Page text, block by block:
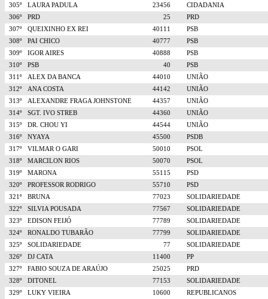
305º
LAURA PADULA 23456
CIDADANIA
306º
PRD 25
PRD
307º
QUEIXINHO EX REI 40111
PSB
308º
PAI CHICO 40777
PSB
309º
IGOR AIRES 40888
PSB
310º
PSB 40
PSB
311º
ALEX DA BANCA 44010
UNIÃO
312º
ANA COSTA 44142
UNIÃO
313º
ALEXANDRE FRAGA JOHNSTONE 44357
UNIÃO
314º
SGT. IVO STREB 44360
UNIÃO
315º
DR. CHOU YI 44544
UNIÃO
316º
NYAYA 45500
PSDB
317º
VILMAR O GARI 50010
PSOL
318º
MARCILON RIOS 50070
PSOL
319º
MARONA 55115
PSD
320º
PROFESSOR RODRIGO 55710
PSD
321º
BRUNA 77023
SOLIDARIEDADE
322º
SILVIA POUSADA 77567
SOLIDARIEDADE
323º
EDISON FEIJÓ 77789
SOLIDARIEDADE
324º
RONALDO TUBARÃO 77799
SOLIDARIEDADE
325º
SOLIDARIEDADE 77
SOLIDARIEDADE
326º
DJ CATA 11400
PP
327º
FABIO SOUZA DE ARAÚJO 25025
PRD
328º
DITONEL 77153
SOLIDARIEDADE
329º
LUKY VIEIRA 10600 REPUBLICANOS